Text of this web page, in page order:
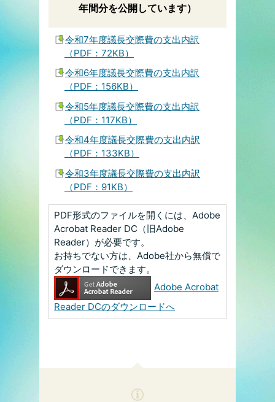
年間分を公開しています）
令和7年度議長交際費の支出内訳
（PDF：72KB）
令和6年度議長交際費の支出内訳
（PDF：156KB）
令和5年度議長交際費の支出内訳
（PDF：117KB）
令和4年度議長交際費の支出内訳
（PDF：133KB）
令和3年度議長交際費の支出内訳
（PDF：91KB）
PDF形式のファイルを開くには、Adobe
Acrobat Reader DC（旧Adobe
Reader）が必要です。
お持ちでない方は、Adobe社から無償で
ダウンロードできます。
Adobe Acrobat
Reader DCのダウンロードへ